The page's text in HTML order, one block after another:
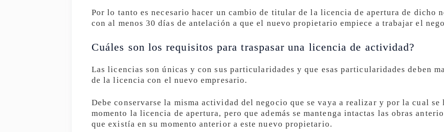
Por lo tanto es necesario hacer un cambio de titular de la licencia de apertura de dicho
con al menos 30 días de antelación a que el nuevo propietario empiece a trabajar el
Cuáles son los requisitos para traspasar una licencia de actividad?
Las licencias son únicas y con sus particularidades y que esas particularidades deben
de la licencia con el nuevo empresario.
Debe conservarse la misma actividad del negocio que se vaya a realizar y por la cual
momento la licencia de apertura, pero que además se mantenga intactas las obras
que existía en su momento anterior a este nuevo propietario.